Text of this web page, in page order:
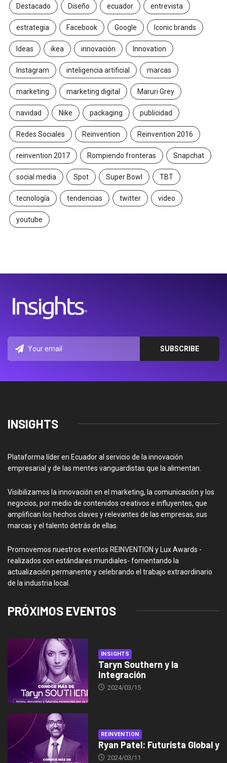
Destacado Diseño ecuador entrevista
estrategia Facebook Google Iconic brands
Ideas ikea innovación Innovation
Instagram inteligencia artificial marcas
marketing marketing digital Maruri Grey
navidad Nike packaging publicidad
Redes Sociales Reinvention Reinvention 2016
reinvention 2017 Rompiendo fronteras Snapchat
social media Spot Super Bowl TBT
tecnología tendencias twitter video
youtube
INSIGHTS
Plataforma líder en Ecuador al servicio de la innovación
empresarial y de las mentes vanguardistas que la alimentan.
Visibilizamos la innovación en el marketing, la comunicación y los
negocios, por medio de contenidos creativos e influyentes, que
amplifican los hechos claves y relevantes de las empresas, sus
marcas y el talento detrás de ellas.
Promovemos nuestros eventos REINVENTION y Lux Awards -
realizados con estándares mundiales- fomentando la
actualización permanente y celebrando el trabajo extraordinario
de la industria local.
PRÓXIMOS EVENTOS
INSIGHTS
Taryn Southern y la
Integración
2024/03/15
REINVENTION
Ryan Patel: Futurista Global y
2024/03/11